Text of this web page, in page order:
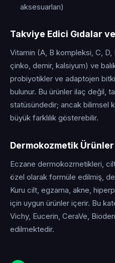
aksesuarları)
Takviye Edici Gıdalar
Vitamin (A, B kompleksi, C,
çinko, demir, kalsiyum) ve
probiyotikler ve adaptojen
bulunur. Bu ürünler ilaç değil,
statüsündedir; ancak bilimsel
büyük farklılık gösterebilir.
Dermokozmetik Ürünler
Eczane dermokozmetikleri,
özel olarak formüle edilmiş,
Kuru cilt, egzama, akne,
için uygun ürünler içerir. Bu
Vichy, Eucerin, CeraVe,
edilmektedir.